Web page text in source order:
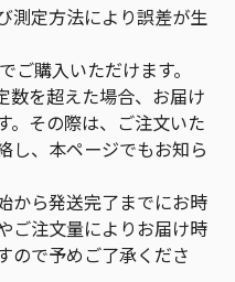
測定方法により誤差が生
購入いただけます。
を超えた場合、お届け
。その際は、ご注文いた
し、本ページでもお知ら
から発送完了までにお時
ご注文量によりお届け時
ので予めご了承くださ